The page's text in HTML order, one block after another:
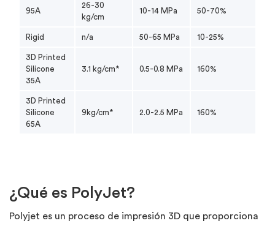
95A
26-30
kg/cm
10-14 MPa 50-70%
Rigid n/a 50-65 MPa 10-25%
3D Printed
Silicone
35A
3.1 kg/cm* 0.5-0.8 MPa 160%
3D Printed
Silicone
65A
9kg/cm* 2.0-2.5 MPa 160%
¿Qué es PolyJet?
Polyjet es un proceso de impresión 3D que proporciona